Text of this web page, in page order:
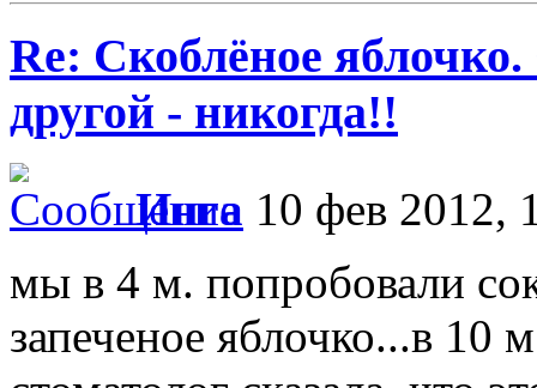
Re: Скоблёное
другой - никогда!!
Инга 10 фев 2012,
мы в 4 м. попробовали
запеченое яблочко...в 10